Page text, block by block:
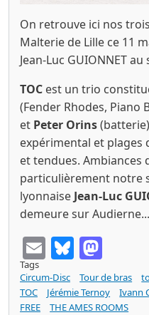
On retrouve ici nos
Malterie de Lille ce 11
Jean-Luc GUIONNET au
TOC est un trio
(Fender Rhodes, Piano
et Peter Orins
expérimental et plages
et tendues.
particulièrement notre
lyonnaise Jean-Luc
demeure sur
EmailBluesky
Tags
Circum-Disc
Tour de bras
TOC
Jérémie Ternoy Ivann
FREE
THE AMES ROOMS